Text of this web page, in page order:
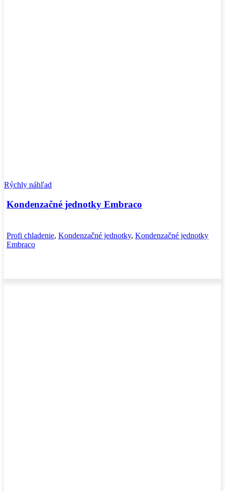
Rýchly náhľad
Kondenzačné jednotky Embraco
Profi chladenie, Kondenzačné jednotky, Kondenzačné jednotky
Embraco